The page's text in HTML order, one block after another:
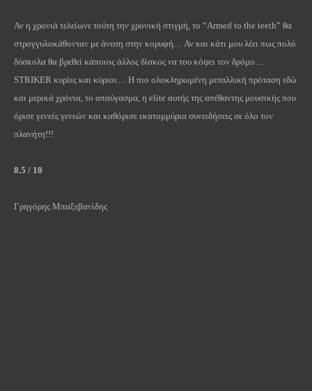
Αν η χρονιά τελείωνε τούτη την χρονική στιγμή, το “Armed to the teeth” θα
στρογγυλοκάθονταν με άνεση στην κορυφή… Αν και κάτι μου λέει πως πολύ
δύσκολα θα βρεθεί κάποιος άλλος δίσκος να του κόψει τον δρόμο…
STRIKER κυρίες και κύριοι… Η πιο ολοκληρωμένη μεταλλική πρόταση εδώ
και μερικά χρόνια, το απαύγασμα, η elite αυτής της απέθαντης μουσικής που
όρισε γενεές γενεών και καθόρισε εκατομμύρια συνειδήσεις σε όλο τον
πλανήτη!!!
8.5 / 10
Γρηγόρης Μπαξεβανίδης